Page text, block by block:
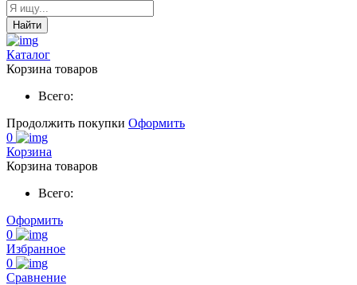
Найти
Каталог
Корзина товаров
Всего:
Продолжить покупки Оформить
0
Корзина
Корзина товаров
Всего:
Оформить
0
Избранное
0
Сравнение